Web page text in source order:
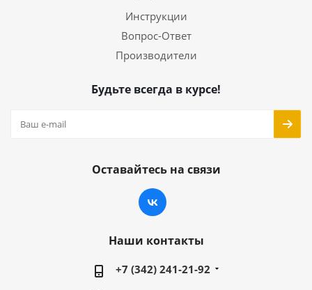
Инструкции
Вопрос-Ответ
Производители
Будьте всегда в курсе!
Оставайтесь на связи
Наши контакты
+7 (342) 241-21-92